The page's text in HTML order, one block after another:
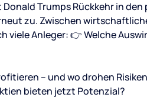
Trumps Rückkehr in
zu. Zwischen
viele Anleger: 👉 Welche
– und wo drohen
bieten jetzt Potenzial?